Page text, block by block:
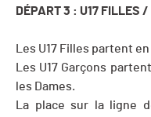
DÉPART 3 : U17 FILLES /
Les U17 Filles partent
Les U17 Garçons
les Dames.
La place sur la ligne